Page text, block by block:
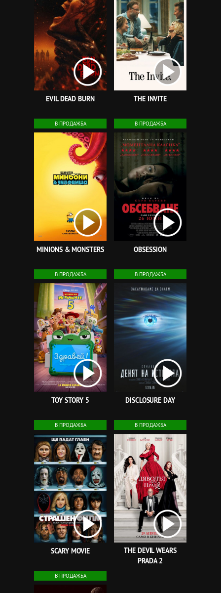
EVIL DEAD BURN THE INVITE
В ПРОДАЖБА
MINIONS & MONSTERS
В ПРОДАЖБА
OBSESSION
В ПРОДАЖБА
TOY STORY 5
В ПРОДАЖБА
DISCLOSURE DAY
В ПРОДАЖБА
SCARY MOVIE
В ПРОДАЖБА
THE DEVIL WEARS
PRADA 2
В ПРОДАЖБА